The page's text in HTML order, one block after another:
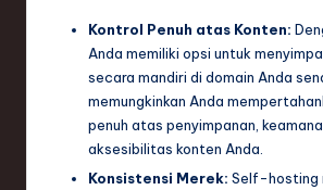
Kontrol Penuh atas Konten:
Anda memiliki opsi untuk
secara mandiri di domain Anda
memungkinkan Anda
penuh atas penyimpanan,
aksesibilitas konten Anda.
Konsistensi Merek: Self-hosting